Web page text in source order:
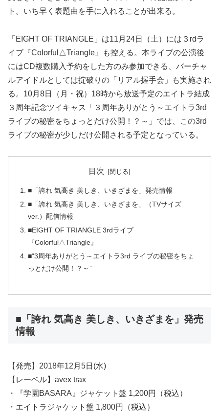
ト。いち早く表題曲を手に入れることが出来る。
「EIGHT OF TRIANGLE」は11月24日（土）には３rdラ
イブ『Colorful△Triangle』も控える。本ライブの公演後
にはCD複数購入予約をした方のみ参加できる、バーチャ
ルアイドルとしては掟破りの「リアル握手会」も実施され
る。10月8日（月・祝）18時から放送予定のエイトラ結成
３周年記念ツイキャス「３周年ありがとう～エイトラ3rd
ライブの秘密をちょっとだけ公開！？～」では、この3rd
ライブの秘密が少しだけ公開される予定となっている。
目次
■「誇れ 気高き 美しき、いきざまを」発売情報
■「誇れ 気高き 美しき、いきざまを」（TVサイズ
ver.）配信情報
■EIGHT OF TRIANGLE 3rdライブ
『Colorful△Triangle』
■“3周年ありがとう～エイトラ3rd ライブの秘密をちょ
っとだけ公開！？～”
■「誇れ 気高き 美しき、いきざまを」発売
情報
【発売】2018年12月5日(水)
【レーベル】avex trax
・『学園BASARA』ジャケット盤 1,200円（税込）
・エイトラジャケット盤 1,800円（税込）